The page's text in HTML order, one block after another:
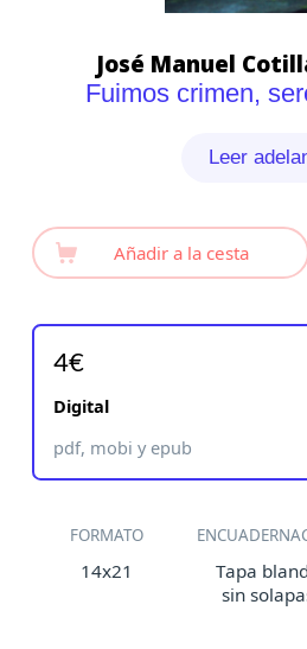
José Manuel
Fuimos crimen,
Leer
Añadir a la cesta
4€
Digital
pdf, mobi y epub
FORMATO
14x21
Tapa
sin